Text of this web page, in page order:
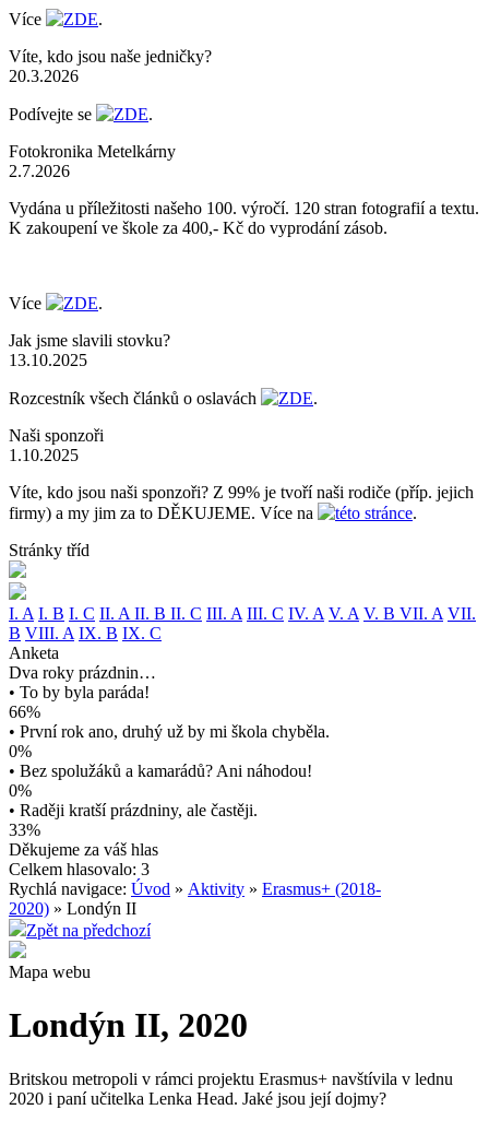
Více ZDE.
Víte, kdo jsou naše jedničky?
20.3.2026
Podívejte se ZDE.
Fotokronika Metelkárny
2.7.2026
Vydána u příležitosti našeho 100. výročí. 120 stran fotografií a textu.
K zakoupení ve škole za 400,- Kč do vyprodání zásob.
Více ZDE.
Jak jsme slavili stovku?
13.10.2025
Rozcestník všech článků o oslavách ZDE.
Naši sponzoři
1.10.2025
Víte, kdo jsou naši sponzoři? Z 99% je tvoří naši rodiče (příp. jejich
firmy) a my jim za to DĚKUJEME. Více na
této stránce.
Stránky tříd
I. A I. B I. C II. A II. B II. C III. A III. C IV. A V. A V. B VII. A VII.
B VIII. A IX. B IX. C
Anketa
Dva roky prázdnin…
• To by byla paráda!
66%
• První rok ano, druhý už by mi škola chyběla.
0%
• Bez spolužáků a kamarádů? Ani náhodou!
0%
• Raději kratší prázdniny, ale častěji.
33%
Děkujeme za váš hlas
Celkem hlasovalo: 3
Rychlá navigace: Úvod » Aktivity » Erasmus+ (2018-
2020) » Londýn II
Zpět na předchozí
Mapa webu
Londýn II, 2020
Britskou metropoli v rámci projektu Erasmus+ navštívila v lednu
2020 i paní učitelka Lenka Head. Jaké jsou její dojmy?